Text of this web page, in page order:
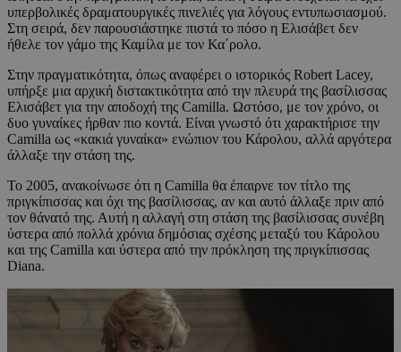
υπερβολικές δραματουργικές πινελιές για λόγους εντυπωσιασμού.
Στη σειρά, δεν παρουσιάστηκε πιστά το πόσο η Ελισάβετ δεν
ήθελε τον γάμο της Καμίλα με τον Κα΄ρολο.
Στην πραγματικότητα, όπως αναφέρει ο ιστορικός Robert Lacey,
υπήρξε μια αρχική διστακτικότητα από την πλευρά της βασίλισσας
Ελισάβετ για την αποδοχή της Camilla. Ωστόσο, με τον χρόνο, οι
δυο γυναίκες ήρθαν πιο κοντά. Είναι γνωστό ότι χαρακτήρισε την
Camilla ως «κακιά γυναίκα» ενώπιον του Κάρολου, αλλά αργότερα
άλλαξε την στάση της.
Το 2005, ανακοίνωσε ότι η Camilla θα έπαιρνε τον τίτλο της
πριγκίπισσας και όχι της βασίλισσας, αν και αυτό άλλαξε πριν από
τον θάνατό της. Αυτή η αλλαγή στη στάση της βασίλισσας συνέβη
ύστερα από πολλά χρόνια δημόσιας σχέσης μεταξύ του Κάρολου
και της Camilla και ύστερα από την πρόκληση της πριγκίπισσας
Diana.